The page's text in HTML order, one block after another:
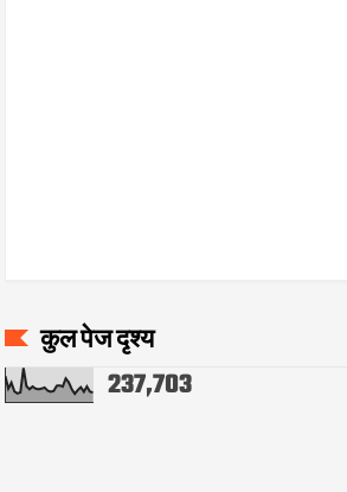
कुल पेज दृश्य
237,703